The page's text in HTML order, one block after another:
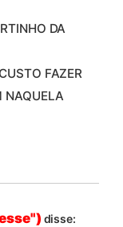
DA
FAZER
NAQUELA
disse: